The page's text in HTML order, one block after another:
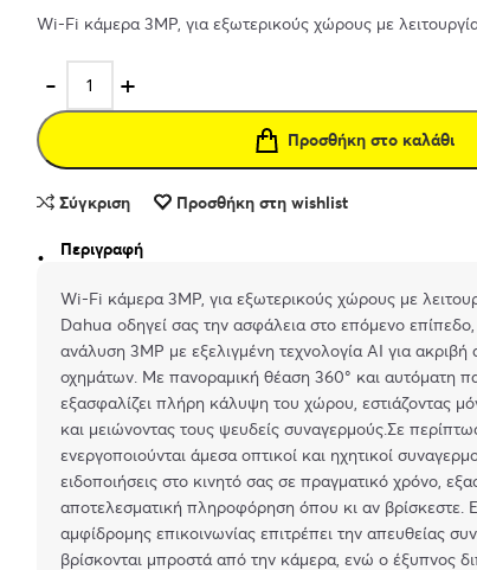
Wi-Fi κάμερα 3MP, για εξωτερικούς χώρους με
Προσθήκη στο καλάθι
Σύγκριση Προσθήκη στη wishlist
Περιγραφή
Wi-Fi κάμερα 3MP, για εξωτερικούς χώρους με
Dahua οδηγεί σας την ασφάλεια στο επόμενο
ανάλυση 3MP με εξελιγμένη τεχνολογία AI για
οχημάτων. Με πανοραμική θέαση 360° και αυτόματη
εξασφαλίζει πλήρη κάλυψη του χώρου, εστιάζοντας
και μειώνοντας τους ψευδείς συναγερμούς.Σε
ενεργοποιούνται άμεσα οπτικοί και ηχητικοί
ειδοποιήσεις στο κινητό σας σε πραγματικό χρόνο,
αποτελεσματική πληροφόρηση όπου κι αν βρίσκεστε.
αμφίδρομης επικοινωνίας επιτρέπει την απευθείας
βρίσκονται μπροστά από την κάμερα, ενώ ο έξυπνος